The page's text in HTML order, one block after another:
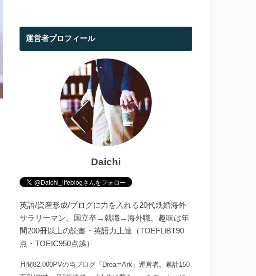
運営者プロフィール
Daichi
英語/資産形成/ブログに力を入れる20代既婚海外
サラリーマン。国立卒→就職→海外職。趣味は年
間200冊以上の読書・英語力上達（TOEFLiBT90
点・TOEIC950点越）
月間82,000PVの当ブログ「DreamArk」運営者。累計150